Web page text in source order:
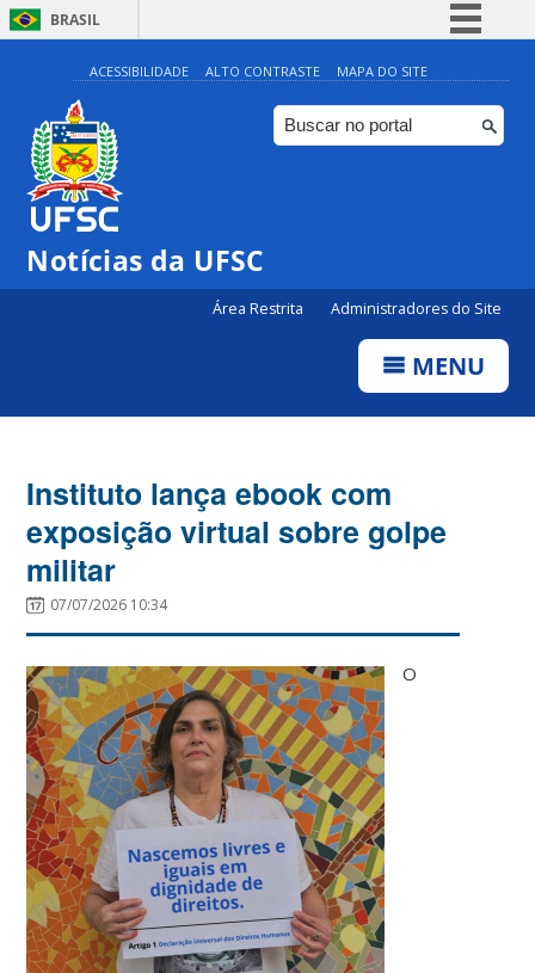
BRASIL
Simplifique!
Comunica BR
Participe
ACESSIBILIDADE ALTO CONTRASTE MAPA DO SITE
Notícias da UFSC
Área Restrita Administradores do Site
MENU
Instituto lança ebook com
exposição virtual sobre golpe
militar
07/07/2026 10:34
O